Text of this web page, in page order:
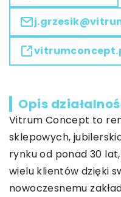
Opis
Vitrum Concept to
sklepowych,
rynku od ponad 30
wielu klientów dzięki
nowoczesnemu